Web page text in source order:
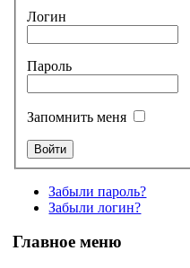
Логин
Пароль
Запомнить меня
Забыли пароль?
Забыли логин?
Главное меню